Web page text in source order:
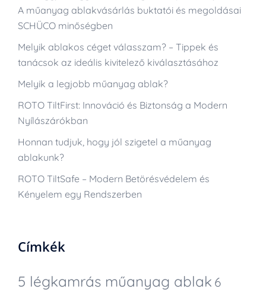
A műanyag ablakvásárlás buktatói és megoldásai
SCHÜCO minőségben
Melyik ablakos céget válasszam? – Tippek és
tanácsok az ideális kivitelező kiválasztásához
Melyik a legjobb műanyag ablak?
ROTO TiltFirst: Innováció és Biztonság a Modern
Nyílászárókban
Honnan tudjuk, hogy jól szigetel a műanyag
ablakunk?
ROTO TiltSafe – Modern Betörésvédelem és
Kényelem egy Rendszerben
Címkék
5 légkamrás műanyag ablak 6